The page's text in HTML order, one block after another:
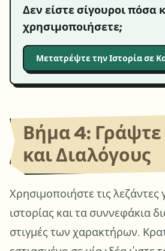
Δεν είστε σίγουροι πόσα
χρησιμοποιήσετε;
Μετατρέψτε την Ιστορία σε
Βήμα 4: Γράψτε
και Διαλόγους
Χρησιμοποιήστε τις λεζάντες
ιστορίας και τα συννεφάκια
στιγμές των χαρακτήρων.